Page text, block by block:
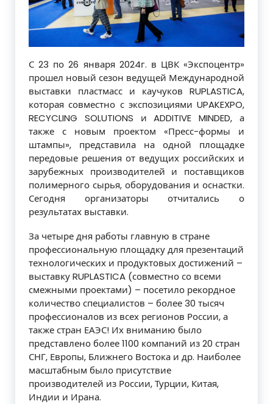
С 23 по 26 января 2024г. в ЦВК «Экспоцентр»
прошел новый сезон ведущей Международной
выставки пластмасс и каучуков RUPLASTICA,
которая совместно с экспозициями UPAKEXPO,
RECYCLING SOLUTIONS и ADDITIVE MINDED, а
также с новым проектом «Пресс-формы и
штампы», представила на одной площадке
передовые решения от ведущих российских и
зарубежных производителей и поставщиков
полимерного сырья, оборудования и оснастки.
Сегодня организаторы отчитались о
результатах выставки.
За четыре дня работы главную в стране
профессиональную площадку для презентаций
технологических и продуктовых достижений –
выставку RUPLASTICA (совместно со всеми
смежными проектами) – посетило рекордное
количество специалистов – более 30 тысяч
профессионалов из всех регионов России, а
также стран ЕАЭС! Их вниманию было
представлено более 1100 компаний из 20 стран
СНГ, Европы, Ближнего Востока и др. Наиболее
масштабным было присутствие
производителей из России, Турции, Китая,
Индии и Ирана.